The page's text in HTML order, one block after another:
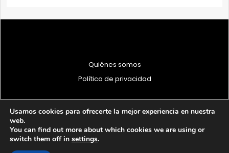
Quiénes somos
Política de privacidad
© 1997 - 2026 PRODU - Todos los derechos reservados
Usamos cookies para ofrecerte la mejor experiencia en nuestra
web.
You can find out more about which cookies we are using or
switch them off in settings.